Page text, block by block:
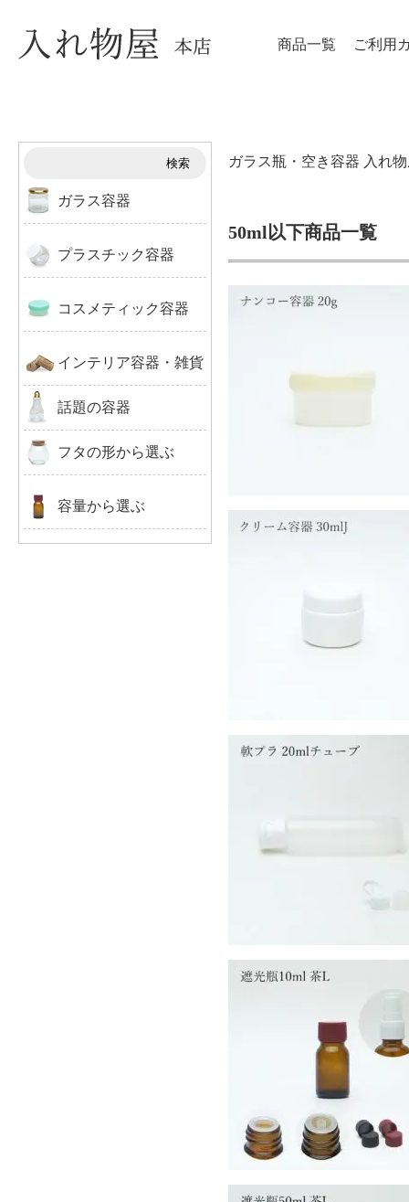
商品一覧 ご利用
ガラス瓶・空き容器 入れ
50ml以下商品一覧
￥5720-
100ml以下
￥7370-
検索
ガラス容器
ジャム・はちみつ
ソース･ドレッシング
スイーツ
飲料
遮光瓶
クリーム容器(ガラス)
プラスチック容器
ペットボトル
化粧品容器
スプレー容器
チューブ容器
クリーム容器(プラ)
コスメティック容器
化粧品容器
チューブ容器
トラベルボトル
インテリア容器・雑貨
話題の容器
フタの形から選ぶ
ツイスト
ネジ（スクリュー）
容量から選ぶ
50ml以下